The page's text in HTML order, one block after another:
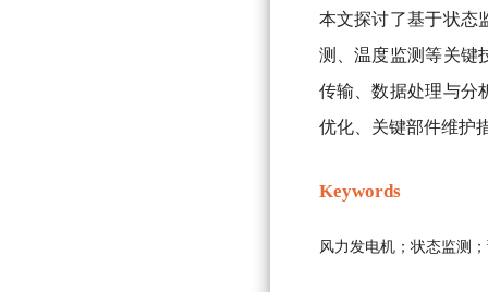
本文探讨了基于状态
测、温度监测等关键
传输、数据处理与分
优化、关键部件维护
Keywords
风力发电机；状态监测